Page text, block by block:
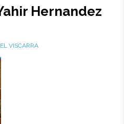
Hernandez
VISCARRA